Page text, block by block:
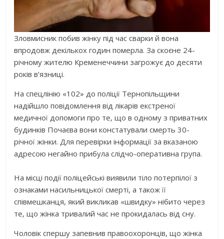
Зловмисник побив жінку під час сварки й вона
впродовж декількох годин померла. За скоєне 24-
річному жителю Кременеччини загрожує до десяти
років в’язниці.
На спецлінію «102» до поліції Тернопільщини
надійшло повідомлення від лікарів екстреної
медичної допомоги про те, що в одному з приватних
будинків Почаєва вони констатували смерть 30-
річної жінки. Для перевірки інформації за вказаною
адресою негайно прибула слідчо-оперативна група.
На місці події поліцейські виявили тіло потерпілої з
ознаками насильницької смерті, а також її
співмешканця, який викликав «швидку» нібито через
те, що жінка тривалий час не прокидалась від сну.
Чоловік спершу запевнив правоохоронців, що жінка